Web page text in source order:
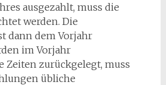
ausgezahlt, muss die
werden. Die
dann dem Vorjahr
im Vorjahr
Zeiten zurückgelegt, muss
übliche